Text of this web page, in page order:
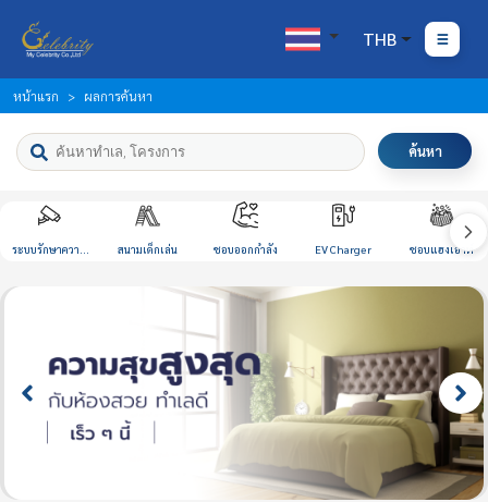
THB
หน้าแรก ผลการค้นหา
ค้นหา
ระบบรักษาความ สนามเด็กเล่น ชอบออกกำลัง EV Charger ชอบแฮงเอาท์